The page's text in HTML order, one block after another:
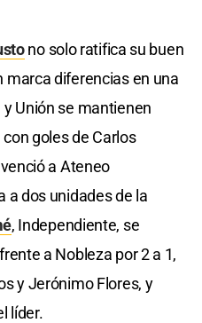
no solo ratifica su buen
marca diferencias en una
Unión se mantienen
goles de Carlos
a Ateneo
a dos unidades de la
, Independiente, se
a Nobleza por 2 a 1,
y Jerónimo Flores, y
líder.